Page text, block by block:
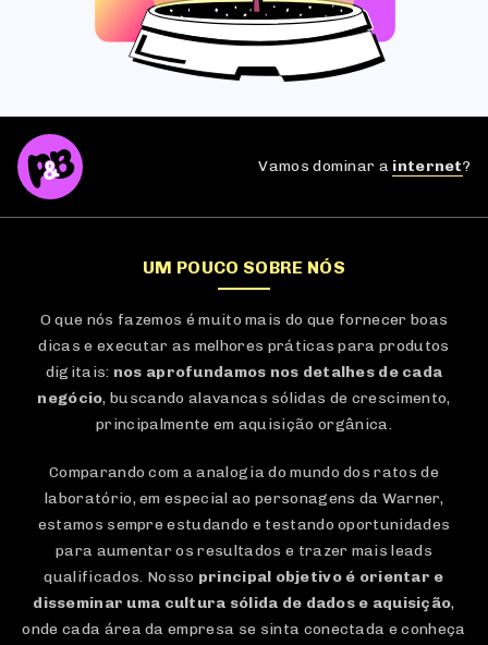
Vamos dominar a internet?
UM POUCO SOBRE NÓS
O que nós fazemos é muito mais do que fornecer boas
dicas e executar as melhores práticas para produtos
digitais: nos aprofundamos nos detalhes de cada
negócio, buscando alavancas sólidas de crescimento,
principalmente em aquisição orgânica.
Comparando com a analogia do mundo dos ratos de
laboratório, em especial ao personagens da Warner,
estamos sempre estudando e testando oportunidades
para aumentar os resultados e trazer mais leads
qualificados. Nosso principal objetivo é orientar e
disseminar uma cultura sólida de dados e aquisição,
onde cada área da empresa se sinta conectada e conheça